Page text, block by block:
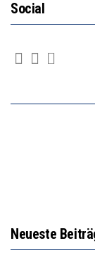
Social
Neueste